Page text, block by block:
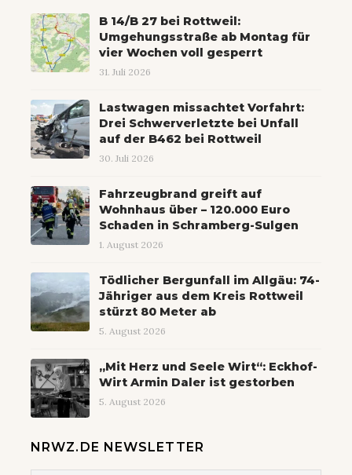
B 14/B 27 bei Rottweil:
Umgehungsstraße ab Montag für
vier Wochen voll gesperrt
31. Juli 2026
Lastwagen missachtet Vorfahrt:
Drei Schwerverletzte bei Unfall
auf der B462 bei Rottweil
30. Juli 2026
Fahrzeugbrand greift auf
Wohnhaus über – 120.000 Euro
Schaden in Schramberg-Sulgen
1. August 2026
Tödlicher Bergunfall im Allgäu: 74-
Jähriger aus dem Kreis Rottweil
stürzt 80 Meter ab
5. August 2026
„Mit Herz und Seele Wirt“: Eckhof-
Wirt Armin Daler ist gestorben
5. August 2026
NRWZ.DE NEWSLETTER